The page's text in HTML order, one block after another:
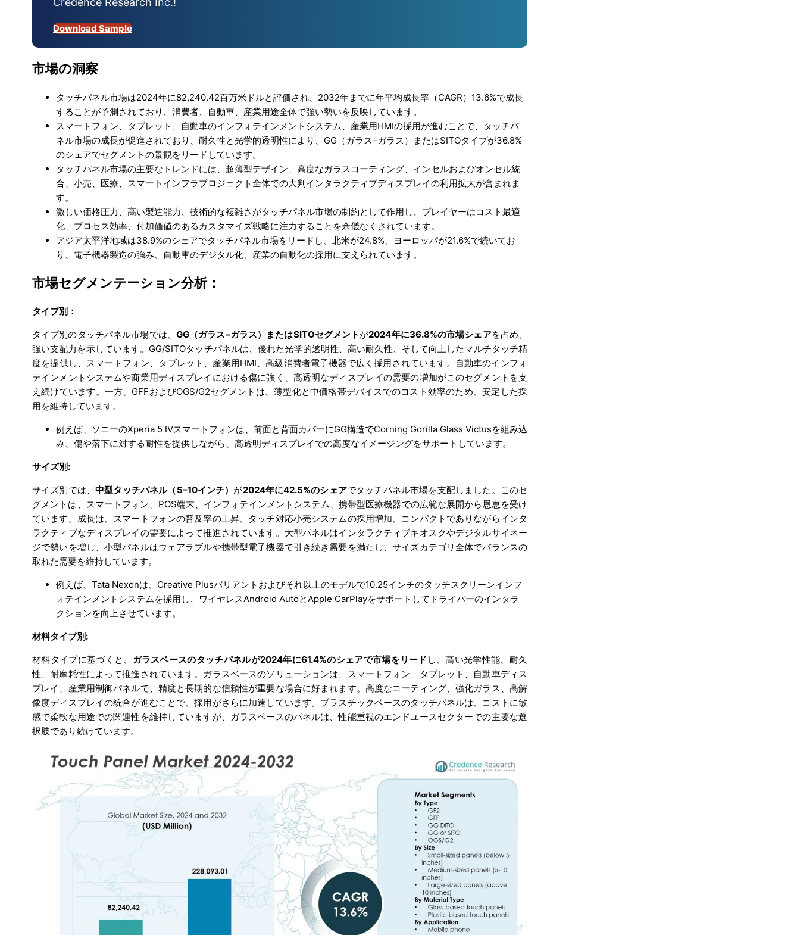
Download Sample
市場の洞察
タッチパネル市場は2024年に82,240.42百万米ドルと評価され、2032年までに年平均成長率（CAGR）13.6%で成長
することが予測されており、消費者、自動車、産業用途全体で強い勢いを反映しています。
スマートフォン、タブレット、自動車のインフォテインメントシステム、産業用HMIの採用が進むことで、タッチパ
ネル市場の成長が促進されており、耐久性と光学的透明性により、GG（ガラス–ガラス）またはSITOタイプが36.8%
のシェアでセグメントの景観をリードしています。
タッチパネル市場の主要なトレンドには、超薄型デザイン、高度なガラスコーティング、インセルおよびオンセル統
合、小売、医療、スマートインフラプロジェクト全体での大判インタラクティブディスプレイの利用拡大が含まれま
す。
激しい価格圧力、高い製造能力、技術的な複雑さがタッチパネル市場の制約として作用し、プレイヤーはコスト最適
化、プロセス効率、付加価値のあるカスタマイズ戦略に注力することを余儀なくされています。
アジア太平洋地域は38.9%のシェアでタッチパネル市場をリードし、北米が24.8%、ヨーロッパが21.6%で続いてお
り、電子機器製造の強み、自動車のデジタル化、産業の自動化の採用に支えられています。
市場セグメンテーション分析：
タイプ別：
タイプ別のタッチパネル市場では、 GG（ガラス–ガラス）またはSITOセグメント が2024年に36.8%の市場シェアを占め、
強い支配力を示しています。GG/SITOタッチパネルは、優れた光学的透明性、高い耐久性、そして向上したマルチタッチ精
度を提供し、スマートフォン、タブレット、産業用HMI、高級消費者電子機器で広く採用されています。自動車のインフォ
テインメントシステムや商業用ディスプレイにおける傷に強く、高透明なディスプレイの需要の増加がこのセグメントを支
え続けています。一方、GFFおよびOGS/G2セグメントは、薄型化と中価格帯デバイスでのコスト効率のため、安定した採
用を維持しています。
例えば、ソニーのXperia 5 IVスマートフォンは、前面と背面カバーにGG構造でCorning Gorilla Glass Victusを組み込
み、傷や落下に対する耐性を提供しながら、高透明ディスプレイでの高度なイメージングをサポートしています。
サイズ別:
サイズ別では、中型タッチパネル（5–10インチ） が2024年に42.5%のシェアでタッチパネル市場を支配しました。このセ
グメントは、スマートフォン、POS端末、インフォテインメントシステム、携帯型医療機器での広範な展開から恩恵を受け
ています。成長は、スマートフォンの普及率の上昇、タッチ対応小売システムの採用増加、コンパクトでありながらインタ
ラクティブなディスプレイの需要によって推進されています。大型パネルはインタラクティブキオスクやデジタルサイネー
ジで勢いを増し、小型パネルはウェアラブルや携帯型電子機器で引き続き需要を満たし、サイズカテゴリ全体でバランスの
取れた需要を維持しています。
例えば、Tata Nexonは、Creative Plusバリアントおよびそれ以上のモデルで10.25インチのタッチスクリーンインフ
ォテインメントシステムを採用し、ワイヤレスAndroid AutoとApple CarPlayをサポートしてドライバーのインタラ
クションを向上させています。
材料タイプ別:
材料タイプに基づくと、 ガラスベースのタッチパネルが2024年に61.4%のシェアで市場をリード し、高い光学性能、耐久
性、耐摩耗性によって推進されています。ガラスベースのソリューションは、スマートフォン、タブレット、自動車ディス
プレイ、産業用制御パネルで、精度と長期的な信頼性が重要な場合に好まれます。高度なコーティング、強化ガラス、高解
像度ディスプレイの統合が進むことで、採用がさらに加速しています。プラスチックベースのタッチパネルは、コストに敏
感で柔軟な用途での関連性を維持していますが、ガラスベースのパネルは、性能重視のエンドユースセクターでの主要な選
択肢であり続けています。